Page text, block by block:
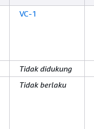
VC-1
Tidak didukung
Tidak berlaku